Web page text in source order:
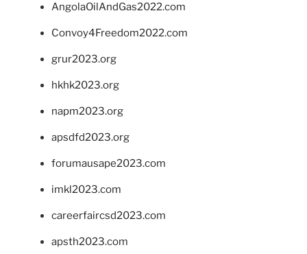
AngolaOilAndGas2022.com
Convoy4Freedom2022.com
grur2023.org
hkhk2023.org
napm2023.org
apsdfd2023.org
forumausape2023.com
imkl2023.com
careerfaircsd2023.com
apsth2023.com